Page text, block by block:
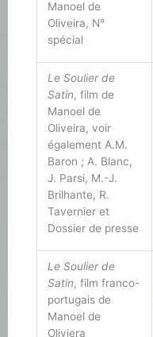
Manoel de
Oliveira, N°
spécial
Le Soulier de
Satin, film de
Manoel de
Oliveira, voir
également A.M.
Baron ; A. Blanc,
J. Parsi, M.-J.
Brilhante, R.
Tavernier et
Dossier de presse
Le Soulier de
Satin, film franco-
portugais de
Manoel de
Oliviera